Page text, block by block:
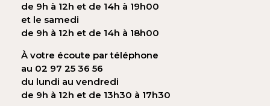
de 9h à 12h et de 14h à 19h00
et le samedi
de 9h à 12h et de 14h à 18h00
À votre écoute par téléphone
au 02 97 25 36 56
du lundi au vendredi
de 9h à 12h et de 13h30 à 17h30